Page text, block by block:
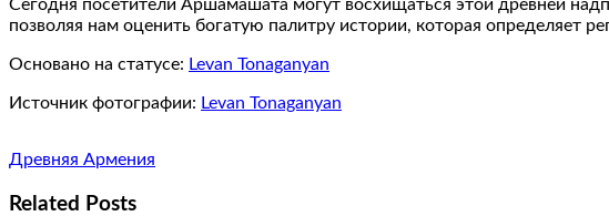
Сегодня посетители Аршамашата могут восхищаться этой древней
позволяя нам оценить богатую палитру истории, которая определяет
Основано на статусе: Levan Tonaganyan
Источник фотографии: Levan Tonaganyan
Древняя Армения
Related Posts